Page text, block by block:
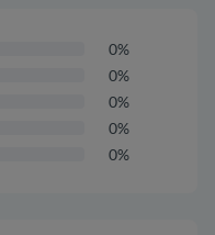
0%
0%
0%
0%
0%